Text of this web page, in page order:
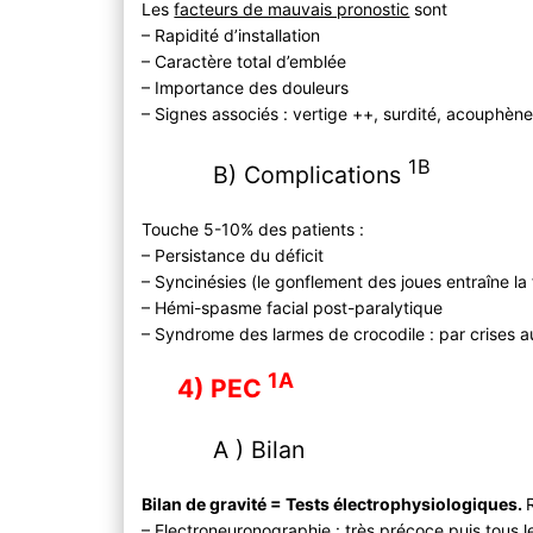
Lesfacteurs de mauvais pronostic sont
– Rapidité d’installation
– Caractère total d’emblée
– Importance des douleurs
– Signes associés : vertige ++, surdité,
B) Complications 1B
Touche 5-10% des patients :
– Persistance du déficit
– Syncinésies (le gonflement des joues entraîne la
– Hémi-spasme facial post-paralytique
– Syndrome des larmes de crocodile : par crises
4) PEC 1A
A ) Bilan
Bilan de gravité = Tests électrophysiologiques.